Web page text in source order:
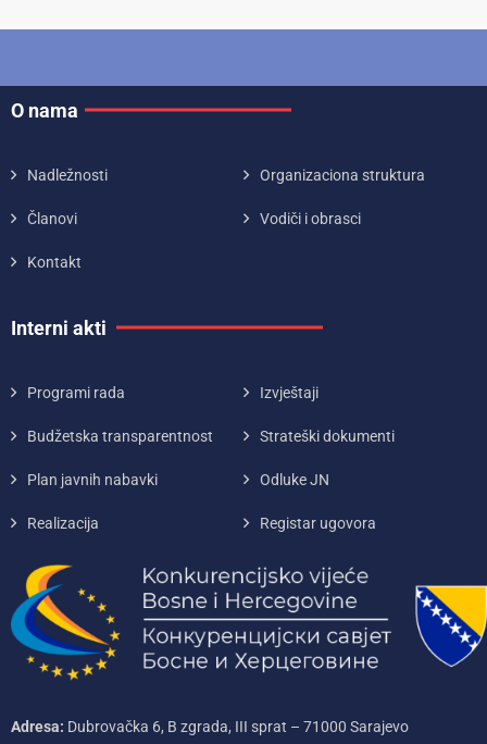
O nama
Nadležnosti Organizaciona struktura
Članovi Vodiči i obrasci
Kontakt
Interni akti
Programi rada Izvještaji
Budžetska transparentnost Strateški dokumenti
Plan javnih nabavki Odluke JN
Realizacija Registar ugovora
Adresa: Dubrovačka 6, B zgrada, III sprat – 71000‌ Sarajevo